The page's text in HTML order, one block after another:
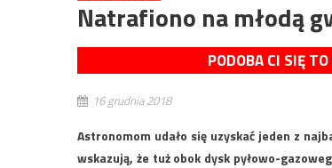
Natrafiono na młodą
PODOBA CI SIĘ
16 grudnia 2018
Astronomom udało się uzyskać jeden z
wskazują, że tuż obok dysk pyłowo-